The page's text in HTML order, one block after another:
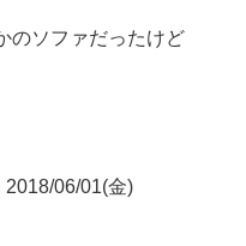
のソファだったけど
2018/06/01(金)